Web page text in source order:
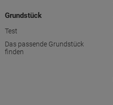
Grundstück
Test
Das passende Grundstück
finden